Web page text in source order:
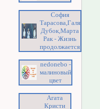
София
Тарасова,Галя
Дубок,Марта
Рак - Жизнь
продолжается
nedonebo -
малиновый
цвет
Агата
Кристи